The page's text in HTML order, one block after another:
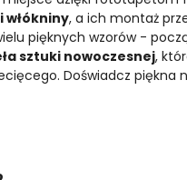
włókniny, a ich montaż
pięknych wzorów -
sztuki nowoczesnej,
Doświadcz